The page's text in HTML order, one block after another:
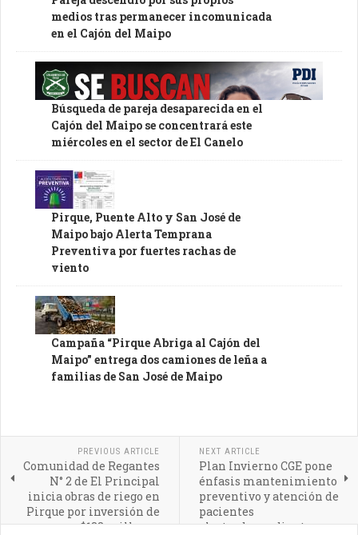
medios tras permanecer incomunicada
en el Cajón del Maipo
Búsqueda de pareja desaparecida en el
Cajón del Maipo se concentrará este
miércoles en el sector de El Canelo
Pirque, Puente Alto y San José de
Maipo bajo Alerta Temprana
Preventiva por fuertes rachas de
viento
Campaña “Pirque Abriga al Cajón del
Maipo” entrega dos camiones de leña a
familias de San José de Maipo
PREVIOUS ARTICLE
Comunidad de Regantes
N° 2 de El Principal
inicia obras de riego en
Pirque por inversión de
$188 millones
NEXT ARTICLE
Plan Invierno CGE pone
énfasis mantenimiento
preventivo y atención de
pacientes
electrodependientes